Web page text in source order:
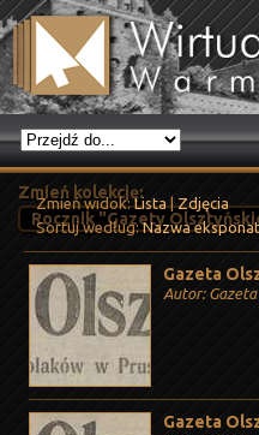
Zmień kolekcję:
Zmień widok:Lista|Zdjęcia
Sortuj według:Nazwa
Gazeta
Autor:
Gazeta